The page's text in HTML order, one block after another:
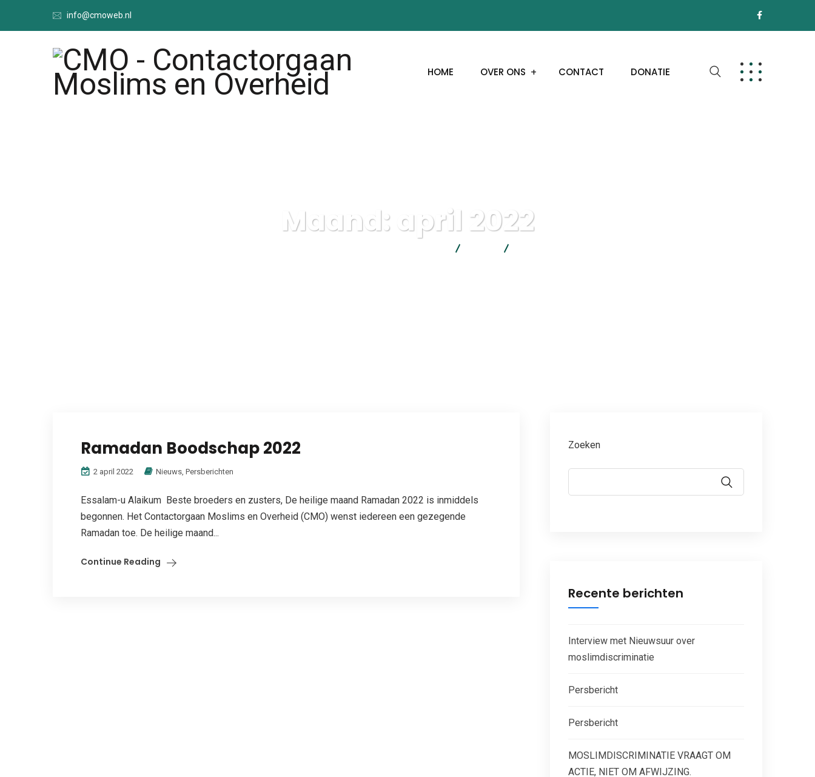
info@cmoweb.nl
HOME OVER ONS CONTACT DONATIE
Maand: april 2022
Ramadan Boodschap 2022
2 april 2022 Nieuws, Persberichten
Essalam-u Alaikum Beste broeders en zusters, De heilige maand Ramadan 2022 is inmiddels
begonnen. Het Contactorgaan Moslims en Overheid (CMO) wenst iedereen een gezegende
Ramadan toe. De heilige maand...
Continue Reading
Zoeken
Recente berichten
Interview met Nieuwsuur over
moslimdiscriminatie
Persbericht
Persbericht
MOSLIMDISCRIMINATIE VRAAGT OM
ACTIE, NIET OM AFWIJZING.